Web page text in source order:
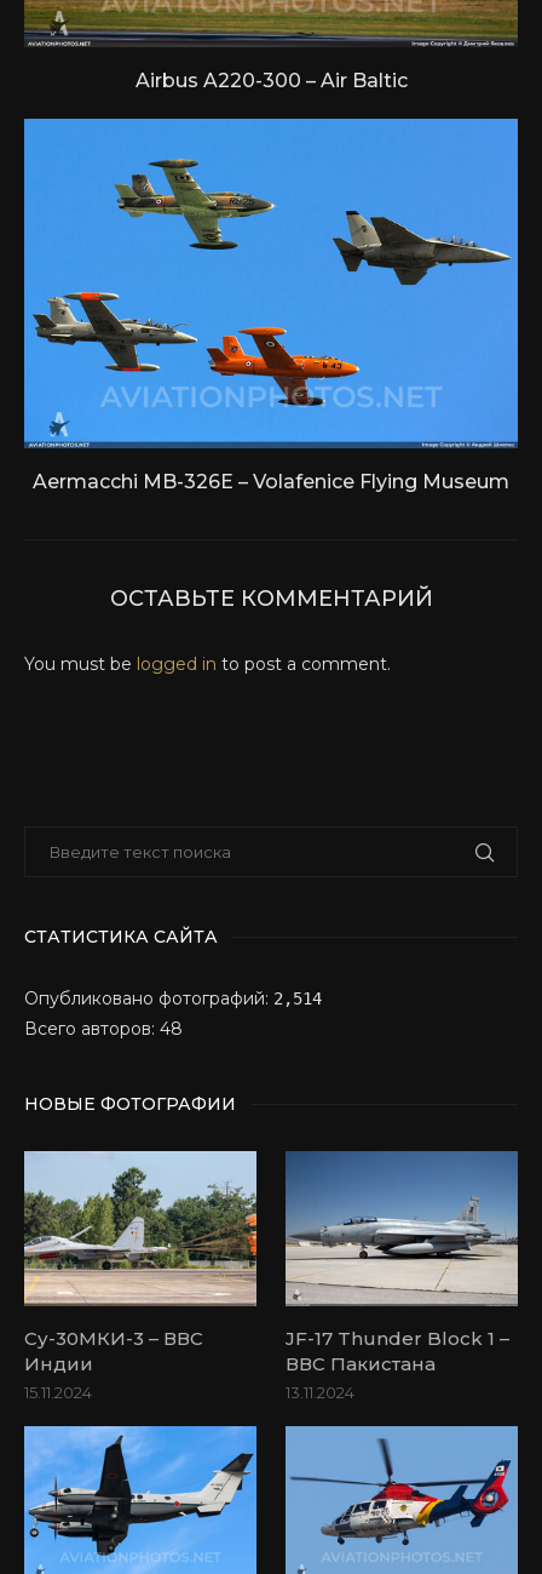
Airbus A220-300 – Air Baltic
Aermacchi MB-326E – Volafenice Flying Museum
ОСТАВЬТЕ КОММЕНТАРИЙ
You must be logged in to post a comment.
СТАТИСТИКА САЙТА
Опубликовано фотографий: 2,514
Всего авторов: 48
НОВЫЕ ФОТОГРАФИИ
Су-30МКИ-3 – ВВС
Индии
15.11.2024
JF-17 Thunder Block 1 –
ВВС Пакистана
13.11.2024